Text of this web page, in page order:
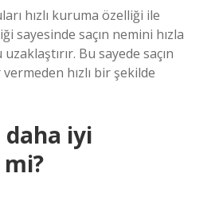
hızlı kuruma özelliği ile
sayesinde saçın nemini hızla
Bu sayede saçın
hızlı bir şekilde
iyi